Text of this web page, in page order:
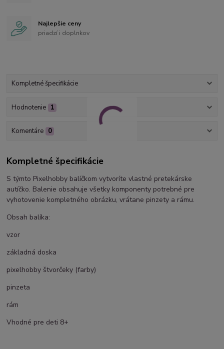
Najlepšie ceny
priadzí i doplnkov
Kompletné špecifikácie
Hodnotenie 1
Komentáre 0
Kompletné špecifikácie
S týmto Pixelhobby balíčkom vytvoríte vlastné pretekárske
autíčko. Balenie obsahuje všetky komponenty potrebné pre
vyhotovenie kompletného obrázku, vrátane pinzety a rámu.
Obsah balíka:
vzor
základná doska
pixelhobby štvorčeky (farby)
pinzeta
rám
Vhodné pre deti 8+